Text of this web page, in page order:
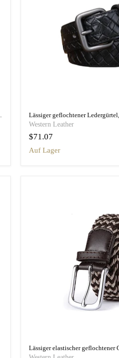
Western Leather
$71.07
auf Lager